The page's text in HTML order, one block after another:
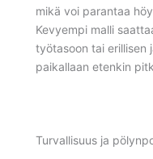
mikä voi parantaa
Kevyempi malli
työtasoon tai erillisen
paikallaan etenkin
Turvallisuus ja